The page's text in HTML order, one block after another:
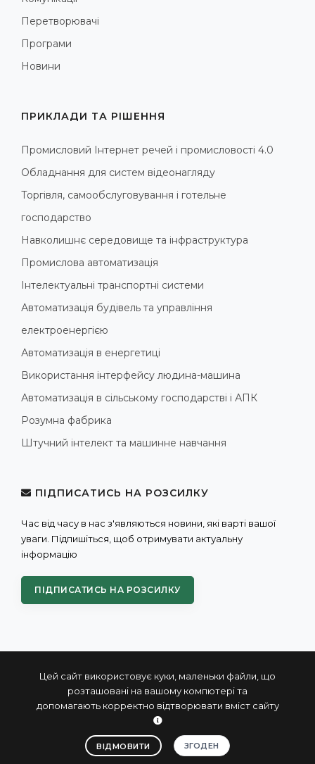
Цей сайт використовує куки, маленьки файли, що
розташовані на вашому компютері та
допомагають корректно відтворювати вміст сайту
ВІДМОВИТИ ЗГОДЕН
Перетворювачі
Програми
Новини
ПРИКЛАДИ ТА РІШЕННЯ
Промисловий Інтернет речей і промисловості 4.0
Обладнання для систем відеонагляду
Торгівля, самообслуговування і готельне
господарство
Навколишнє середовище та інфраструктура
Промислова автоматизація
Інтелектуальні транспортні системи
Автоматизація будівель та управління
електроенергією
Автоматизація в енергетиці
Використання інтерфейсу людина-машина
Автоматизація в сільському господарстві і АПК
Розумна фабрика
Штучний інтелект та машинне навчання
ПІДПИСАТИСЬ НА РОЗСИЛКУ
Час від часу в нас з'являються новини, які варті вашої
уваги. Підпишіться, щоб отримувати актуальну
інформацію
ПІДПИСАТИСЬ НА РОЗСИЛКУ
© 2004 - 2026 ПРОКСИС™ - промислові комп'ютери та
системи